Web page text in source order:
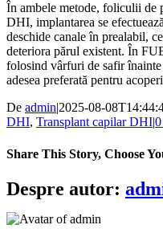
În ambele metode, foliculii de
DHI, implantarea se
deschide canale în prealabil,
deteriora părul existent. În
folosind vârfuri de safir înainte
adesea preferată pentru
De admin|2025-08-
DHI, Transplant capilar DHI|
Share This Story, Choose
Facebook
X
Bluesky
Reddit
LinkedIn
WhatsApp
Telegram
Tumblr
Pinterest
Xing
Email
Despre autor: